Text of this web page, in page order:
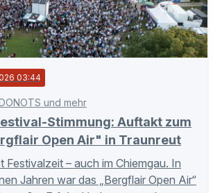
03:44
und mehr
Stimmung: Auftakt zum
Open Air" in Traunreut
Festivalzeit – auch im Chiemgau. In
Jahren war das „Bergflair Open Air“